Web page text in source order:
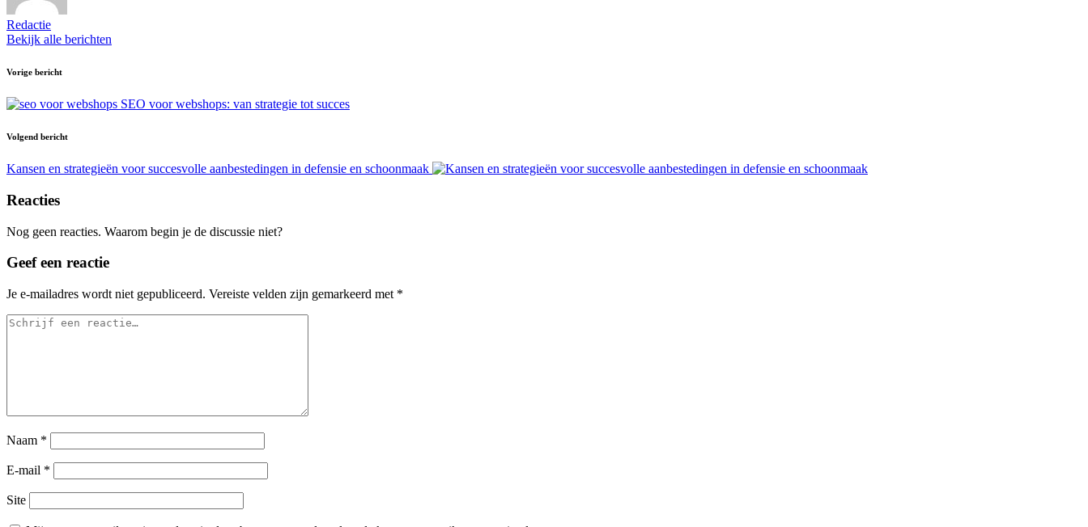
Redactie
Bekijk alle berichten
Bericht
navigatie
Vorige bericht
SEO voor webshops: van strategie tot succes
Volgend bericht
Kansen en strategieën voor succesvolle aanbestedingen in defensie en schoonmaak
Reacties
Nog geen reacties. Waarom begin je de discussie niet?
Geef een reactie
Je e-mailadres wordt niet gepubliceerd. Vereiste velden zijn gemarkeerd met *
Naam *
E-mail *
Site